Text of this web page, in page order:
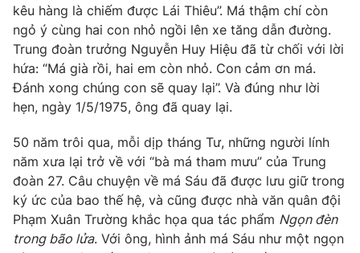
VTV Money VTV Thể thao
VTV Sức khoẻ Bất động sản
Thị trường 24h Tấm lòng Việt
VTV4 Vươn mình bằng AI
VTV9 VTV8
Liên hệ tòa soạn English
kêu hàng là chiếm được Lái Thiêu”. Má thậm chí còn
ngỏ ý cùng hai con nhỏ ngồi lên xe tăng dẫn đường.
Trung đoàn trưởng Nguyễn Huy Hiệu đã từ chối với lời
hứa: “Má già rồi, hai em còn nhỏ. Con cảm ơn má.
Đánh xong chúng con sẽ quay lại”. Và đúng như lời
hẹn, ngày 1/5/1975, ông đã quay lại.
50 năm trôi qua, mỗi dịp tháng Tư, những người lính
năm xưa lại trở về với “bà má tham mưu” của Trung
đoàn 27. Câu chuyện về má Sáu đã được lưu giữ trong
ký ức của bao thế hệ, và cũng được nhà văn quân đội
Phạm Xuân Trường khắc họa qua tác phẩm Ngọn đèn
trong bão lửa. Với ông, hình ảnh má Sáu như một ngọn